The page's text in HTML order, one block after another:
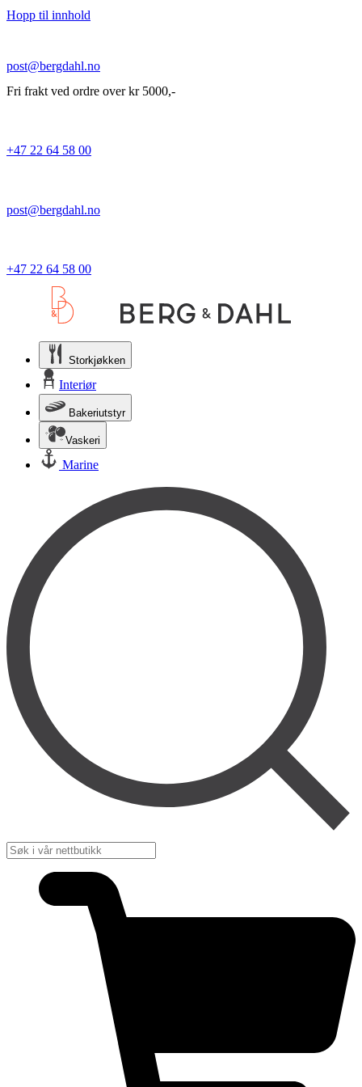
Hopp til innhold
post@bergdahl.no
Fri frakt ved ordre over kr 5000,-
+47 22 64 58 00
post@bergdahl.no
+47 22 64 58 00
Storkjøkken
Interiør
Bakeriutstyr
Vaskeri
Marine